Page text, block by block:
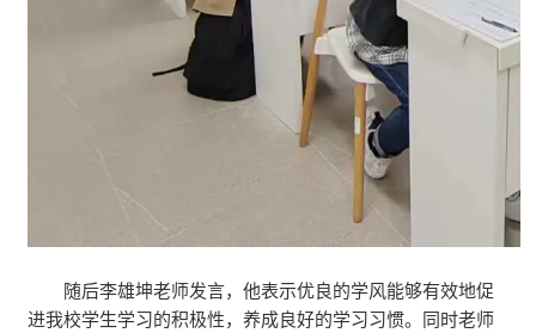
随后李雄坤老师发言，他表示优良的学风能够有效地促
进我校学生学习的积极性，养成良好的学习习惯。同时老师